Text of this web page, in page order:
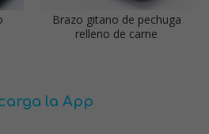
Brazo gitano de pechuga
relleno de carne
la App